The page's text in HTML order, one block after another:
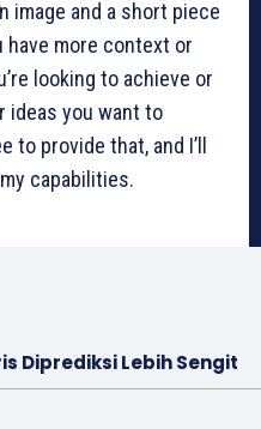
image and a short piece
more context or
looking to achieve or
ideas you want to
provide that, and I’ll
capabilities.
Diprediksi Lebih Sengit